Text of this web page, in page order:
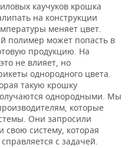
каучуков крошка
на конструкции
меняет цвет.
полимер может попасть в
продукцию. На
не влияет, но
однородного цвета.
такую крошку
однородными. Мы
которые
Они запросили
систему, которая
с задачей.